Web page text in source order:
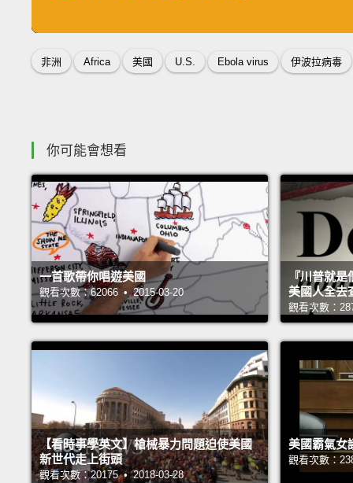
非洲 Africa 美國 U.S. Ebola virus 伊波拉病毒
你可能會想看
一首歌帶你唱遊美國
觀看次數：62066 • 2015-03-20
『川普就
美國人全去
觀看次數：
【看時事學英文】槍械暴力問題迫使美國
新世代走上街頭
觀看次數：20175 • 2018-03-28
美國霸氣女
觀看次數：